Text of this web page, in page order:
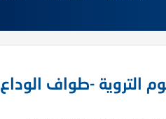
التروية -طواف الوداع